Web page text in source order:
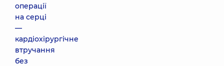
операції
на серці
—
кардіохірургічне
втручання
без